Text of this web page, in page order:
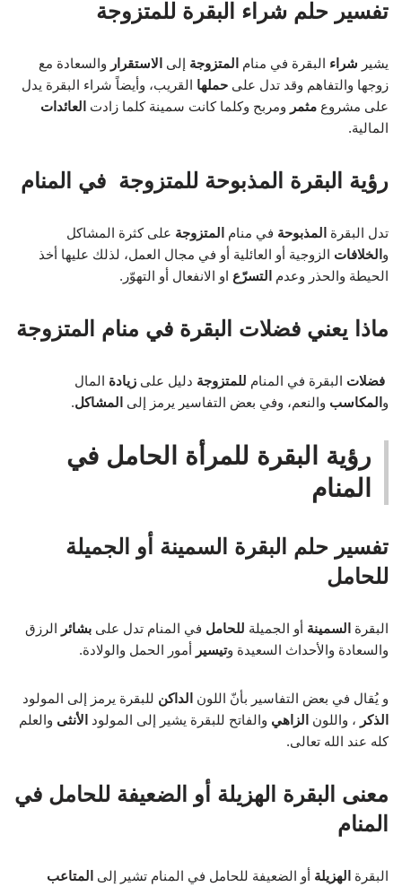
تفسير حلم شراء البقرة للمتزوجة
يشير شراء البقرة في منام المتزوجة إلى الاستقرار والسعادة مع
زوجها والتفاهم وقد تدل على حملها القريب، وأيضاً شراء البقرة يدل
على مشروع مثمر ومربح وكلما كانت سمينة كلما زادت العائدات
المالية.
رؤية البقرة المذبوحة للمتزوجة في المنام
تدل البقرة المذبوحة في منام المتزوجة على كثرة المشاكل
و الخلافات الزوجية أو العائلية أو في مجال العمل، لذلك عليها أخذ
الحيطة والحذر وعدم التسرّع او الانفعال أو التهوّر.
ماذا يعني فضلات البقرة في منام المتزوجة
فضلات البقرة في المنام للمتزوجة دليل على زيادة المال
و المكاسب والنعم، وفي بعض التفاسير يرمز إلى المشاكل.
رؤية البقرة للمرأة الحامل في
المنام
تفسير حلم البقرة السمينة أو الجميلة
للحامل
البقرة السمينة أو الجميلة للحامل في المنام تدل على بشائر الرزق
والسعادة والأحداث السعيدة وتيسير أمور الحمل والولادة.
و يُقال في بعض التفاسير بأنّ اللون الداكن للبقرة يرمز إلى المولود
الذكر ، واللون الزاهي والفاتح للبقرة يشير إلى المولود الأنثى والعلم
كله عند الله تعالى.
معنى البقرة الهزيلة أو الضعيفة للحامل في
المنام
البقرة الهزيلة أو الضعيفة للحامل في المنام تشير إلى المتاعب